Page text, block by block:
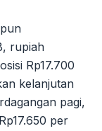
rupiah
Rp17.700
kelanjutan
pagi,
per